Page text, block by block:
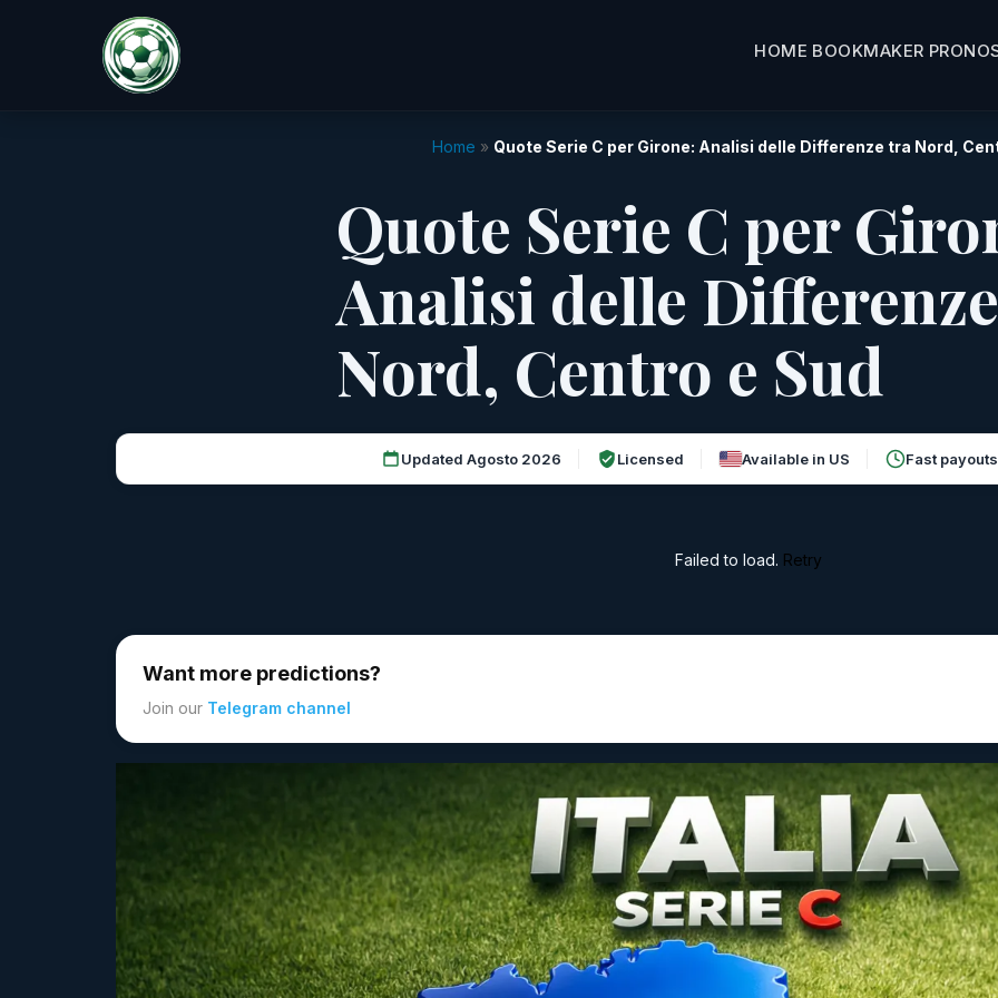
HOME BOOKMAKER
Home » Quote Serie C per Girone: Analisi delle Differenze tra Nord,
Quote Serie C per
Analisi delle
Nord, Centro e Sud
Updated Agosto 2026 Licensed Available in US Fast payouts
Failed to load. Retry
Want more predictions?
Join our Telegram channel